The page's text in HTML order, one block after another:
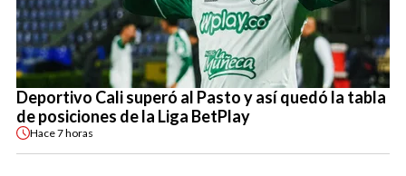
Deportivo Cali superó al Pasto y así quedó la tabla
de posiciones de la Liga BetPlay
Hace7 horas